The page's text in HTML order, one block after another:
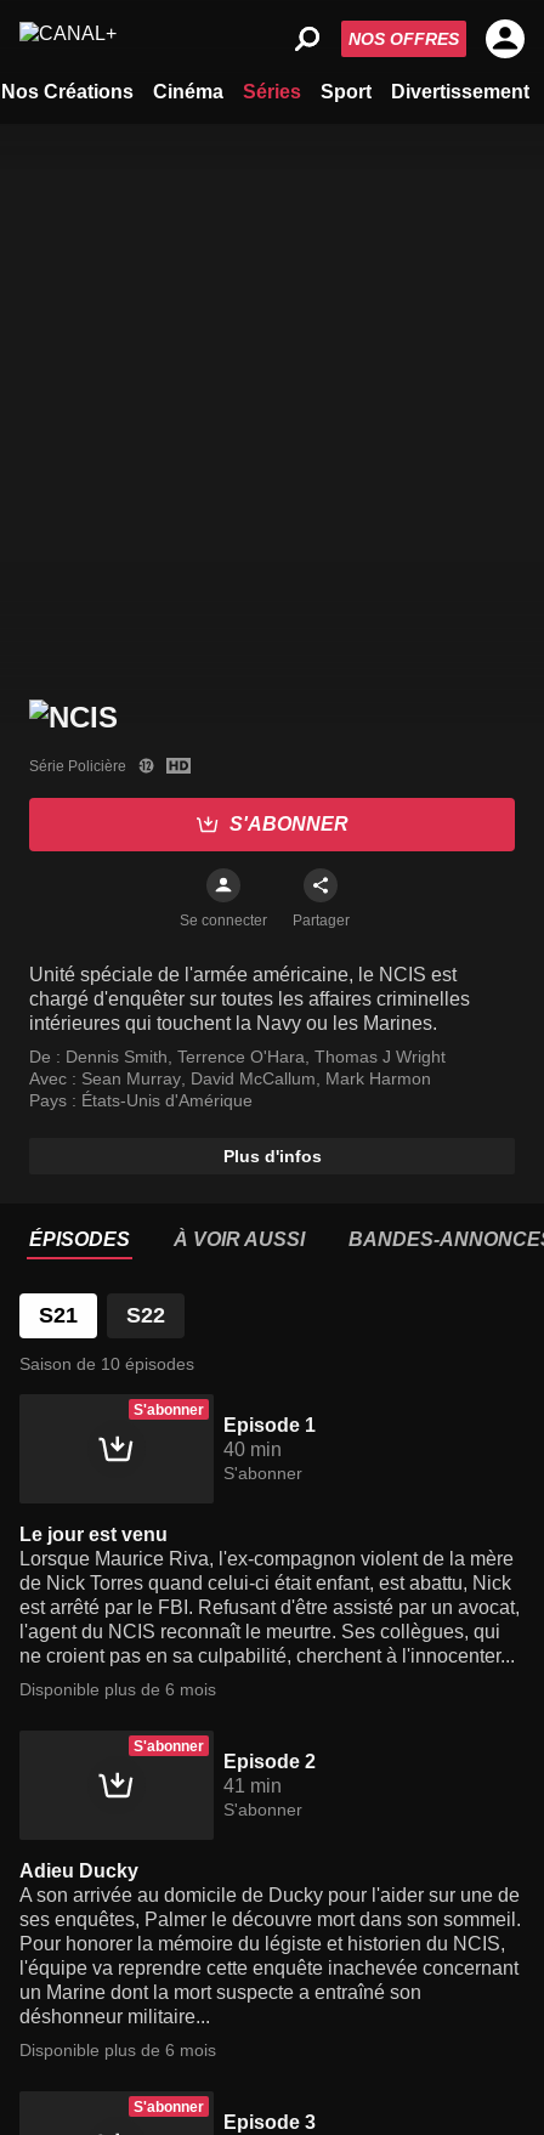
Nos Créations Cinéma Séries Sport Divertissement
NOS OFFRES
Série Policière
S'ABONNER
Se connecter Partager
Unité spéciale de l'armée américaine, le NCIS est
chargé d'enquêter sur toutes les affaires criminelles
intérieures qui touchent la Navy ou les Marines.
De : Dennis Smith, Terrence O'Hara, Thomas J Wright
Avec : Sean Murray, David McCallum, Mark Harmon
Pays : États-Unis d'Amérique
Plus d'infos
ÉPISODES À VOIR AUSSI BANDES-
S21 S22
Saison de 10 épisodes
S'abonner
Episode 1
40 min
S'abonner
Le jour est venu
Lorsque Maurice Riva, l'ex-compagnon violent de la mère
de Nick Torres quand celui-ci était enfant, est abattu, Nick
est arrêté par le FBI. Refusant d'être assisté par un avocat,
l'agent du NCIS reconnaît le meurtre. Ses collègues, qui
ne croient pas en sa culpabilité, cherchent à l'innocenter...
Disponible plus de 6 mois
S'abonner
Episode 2
41 min
S'abonner
Adieu Ducky
A son arrivée au domicile de Ducky pour l'aider sur une de
ses enquêtes, Palmer le découvre mort dans son sommeil.
Pour honorer la mémoire du légiste et historien du NCIS,
l'équipe va reprendre cette enquête inachevée concernant
un Marine dont la mort suspecte a entraîné son
déshonneur militaire...
Disponible plus de 6 mois
S'abonner
Episode 3